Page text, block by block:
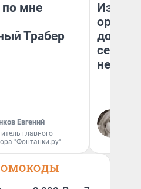
мне
Трабер
Евгений
главного
"Фонтанки.ру"
сейчас